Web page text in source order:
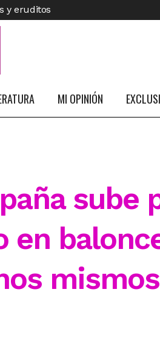
y eruditos
MI OPINIÓN
sube
en